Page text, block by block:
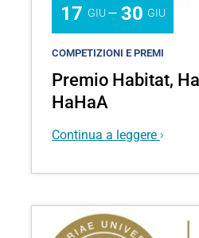
17 GIU— 30 GIU
COMPETIZIONI E PREMI
Premio Habitat,
HaHaA
Continua a leggere